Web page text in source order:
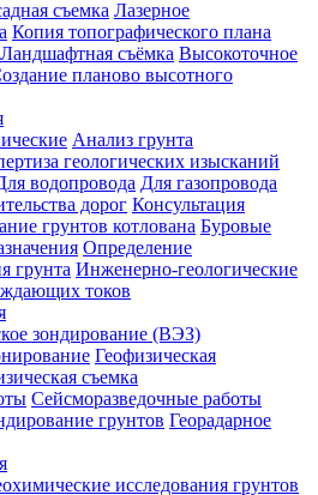
съемка Лазерное
Копия топографического плана
Ландшафтная съёмка Высокоточное
планово высотного
Анализ грунта
геологических изысканий
водопровода Для газопровода
дорог Консультация
грунтов котлована Буровые
Определение
грунта Инженерно-геологические
токов
зондирование (ВЭЗ)
Геофизическая
съемка
Сейсморазведочные работы
грунтов Георадарное
исследования грунтов